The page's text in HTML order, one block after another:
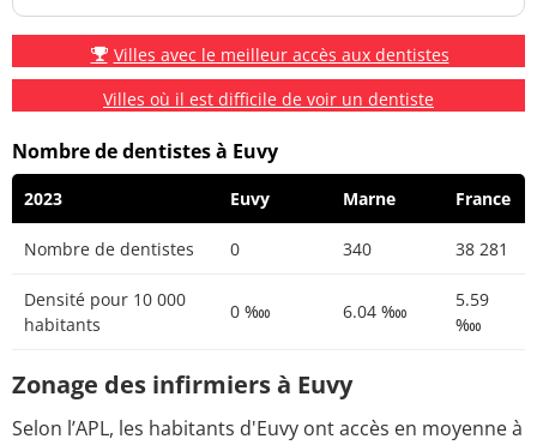
Villes avec le meilleur accès aux dentistes
Villes où il est difficile de voir un dentiste
Nombre de dentistes à Euvy
2023 Euvy Marne France
Nombre de dentistes 0 340 38 281
Densité pour 10 000
habitants
0 ‱ 6.04 ‱
5.59
‱
Zonage des infirmiers à Euvy
Selon l’APL, les habitants d'Euvy ont accès en moyenne à